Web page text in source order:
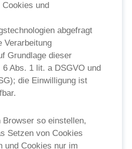
Cookies und
abgefragt
Verarbeitung
Grundlage dieser
Abs. 1 lit. a DSGVO und
die Einwilligung ist
Browser so einstellen,
Setzen von Cookies
und Cookies nur im